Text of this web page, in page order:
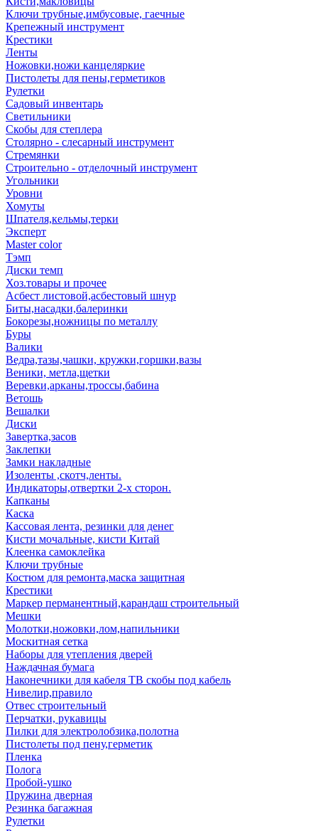
Ключи трубные,имбусовые, гаечные
Крепежный инструмент
Крестики
Ленты
Ножовки,ножи канцеляркие
Пистолеты для пены,герметиков
Рулетки
Садовый инвентарь
Светильники
Скобы для степлера
Столярно - слесарный инструмент
Стремянки
Строительно - отделочный инструмент
Угольники
Уровни
Хомуты
Шпателя,кельмы,терки
Эксперт
Master color
Тэмп
Диски темп
Хоз.товары и прочее
Асбест листовой,асбестовый шнур
Биты,насадки,балеринки
Бокорезы,ножницы по металлу
Буры
Валики
Ведра,тазы,чашки, кружки,горшки,вазы
Веники, метла,щетки
Веревки,арканы,троссы,бабина
Ветошь
Вешалки
Диски
Завертка,засов
Заклепки
Замки накладные
Изоленты ,скотч,ленты.
Индикаторы,отвертки 2-х сторон.
Капканы
Каска
Кассовая лента, резинки для денег
Кисти мочальные, кисти Китай
Клеенка самоклейка
Ключи трубные
Костюм для ремонта,маска защитная
Крестики
Маркер перманентный,карандаш строительный
Мешки
Молотки,ножовки,лом,напильники
Москитная сетка
Наборы для утепления дверей
Наждачная бумага
Наконечники для кабеля ТВ скобы под кабель
Нивелир,правило
Отвес строительный
Перчатки, рукавицы
Пилки для электролобзика,полотна
Пистолеты под пену,герметик
Пленка
Полога
Пробой-ушко
Пружина дверная
Резинка багажная
Рулетки